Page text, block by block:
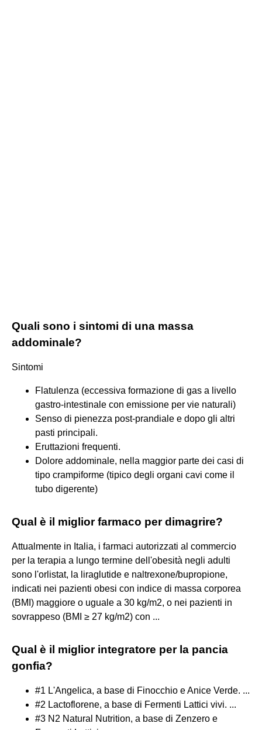
Quali sono i sintomi di una massa
addominale?
Sintomi
Flatulenza (eccessiva formazione di gas a livello
gastro-intestinale con emissione per vie naturali)
Senso di pienezza post-prandiale e dopo gli altri
pasti principali.
Eruttazioni frequenti.
Dolore addominale, nella maggior parte dei casi di
tipo crampiforme (tipico degli organi cavi come il
tubo digerente)
Qual è il miglior farmaco per dimagrire?
Attualmente in Italia, i farmaci autorizzati al commercio
per la terapia a lungo termine dell'obesità negli adulti
sono l'orlistat, la liraglutide e naltrexone/bupropione,
indicati nei pazienti obesi con indice di massa corporea
(BMI) maggiore o uguale a 30 kg/m2, o nei pazienti in
sovrappeso (BMI ≥ 27 kg/m2) con ...
Qual è il miglior integratore per la pancia
gonfia?
#1 L'Angelica, a base di Finocchio e Anice Verde. ...
#2 Lactoflorene, a base di Fermenti Lattici vivi. ...
#3 N2 Natural Nutrition, a base di Zenzero e